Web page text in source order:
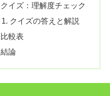
クイズ：理解度チェック
クイズの答えと解説
比較表
結論